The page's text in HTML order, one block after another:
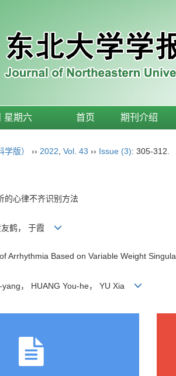
星期六 首页 期刊介绍
版） ›› 2022 Vol. 43 ›› Issue (3): 305-312.
的心律不齐识别方法
友鹤， 于霞
Arrhythmia Based on Variable Weight
yang， HUANG You-he， YU Xia